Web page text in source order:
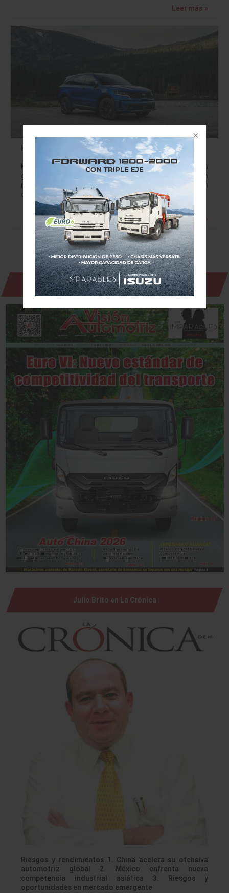
Leer más »
KIA Sorento 2021: más audaz y mayor potencia
KIA Motors de México lanzó el rediseño de la cuarta
generación de su SUV mediana Sorento 2021, con un
nuevo motor de 192 caballos de fuerza, un rediseño con
clara…
Leer más »
Revista Digital
Julio Brito en La Crónica
Riesgos y rendimientos 1. China acelera su ofensiva
automotriz global 2. México enfrenta nueva
competencia industrial asiática 3. Riesgos y
oportunidades en mercado emergente